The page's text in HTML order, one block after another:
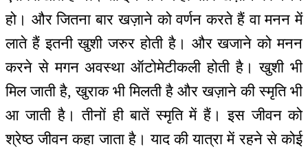
हो। और जितना बार खज़ाने को वर्णन करते हैं वा मनन में
लाते हैं इतनी खुशी जरुर होती है। और खजाने को मनन
करने से मगन अवस्था ऑटोमेटीकली होती है। खुशी भी
मिल जाती है, खुराक भी मिलती है और खज़ाने की स्मृति भी
आ जाती है। तीनों ही बातें स्मृति में हैं। इस जीवन को
श्रेष्ठ जीवन कहा जाता है। याद की यात्रा में रहने से कोई